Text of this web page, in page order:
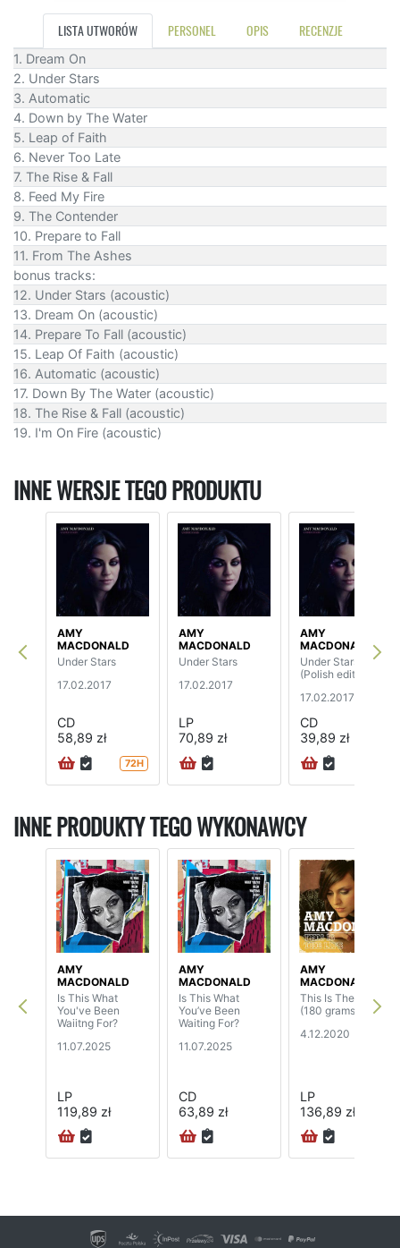
LISTA UTWORÓW PERSONEL OPIS RECENZJE
1. Dream On
2. Under Stars
3. Automatic
4. Down by The Water
5. Leap of Faith
6. Never Too Late
7. The Rise & Fall
8. Feed My Fire
9. The Contender
10. Prepare to Fall
11. From The Ashes
bonus tracks:
12. Under Stars (acoustic)
13. Dream On (acoustic)
14. Prepare To Fall (acoustic)
15. Leap Of Faith (acoustic)
16. Automatic (acoustic)
17. Down By The Water (acoustic)
18. The Rise & Fall (acoustic)
19. I'm On Fire (acoustic)
INNE WERSJE TEGO PRODUKTU
AMY
MACDONALD
Under Stars
17.02.2017
CD
58,89 zł
72H
AMY
MACDONALD
Under Stars
17.02.2017
LP
70,89 zł
AMY
MACDONALD
Under Stars
(Polish edition)
17.02.2017
CD
39,89 zł
INNE PRODUKTY TEGO WYKONAWCY
AMY
MACDONALD
Is This What
You've Been
Waiitng For?
11.07.2025
LP
119,89 zł
AMY
MACDONALD
Is This What
You’ve Been
Waiting For?
11.07.2025
CD
63,89 zł
AMY
MACDONALD
This Is The Life
(180 grams)
4.12.2020
LP
136,89 zł